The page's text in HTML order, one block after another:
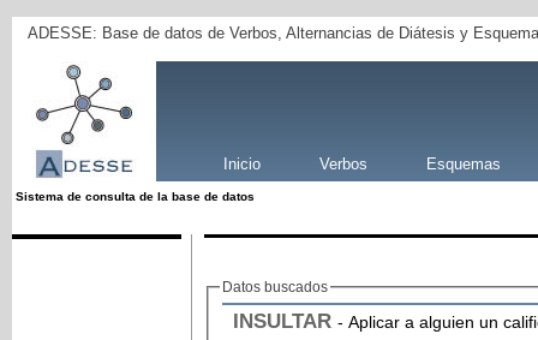
ADESSE: Base de datos de Verbos, Alternancias de Diátesis y
Inicio Verbos Esquemas
Sistema de consulta de la base de datos
Datos buscados
INSULTAR - Aplicar a alguien un